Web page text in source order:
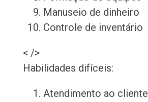
Manuseio de dinheiro
Controle de inventário
< />
Habilidades difíceis:
Atendimento ao cliente